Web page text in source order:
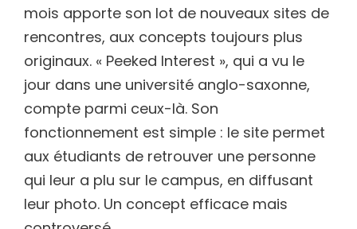
mois apporte son lot de nouveaux sites de
rencontres, aux concepts toujours plus
originaux. « Peeked Interest », qui a vu le
jour dans une université anglo-saxonne,
compte parmi ceux-là. Son
fonctionnement est simple : le site permet
aux étudiants de retrouver une personne
qui leur a plu sur le campus, en diffusant
leur photo. Un concept efficace mais